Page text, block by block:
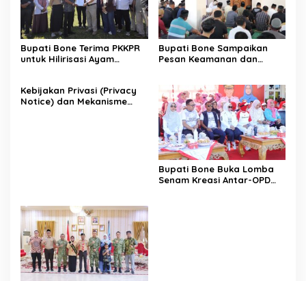
Bupati Bone Terima PKKPR
untuk Hilirisasi Ayam
Bupati Bone Sampaikan
Pesan Keamanan dan
Kebijakan Privasi (Privacy
Notice) dan Mekanisme
Bupati Bone Buka Lomba
Senam Kreasi Antar-OPD